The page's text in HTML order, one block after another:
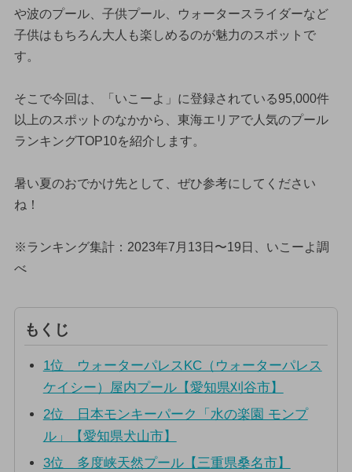
や波のプール、子供プール、ウォータースライダーなど
子供はもちろん大人も楽しめるのが魅力のスポットで
す。
そこで今回は、「いこーよ」に登録されている95,000件
以上のスポットのなかから、東海エリアで人気のプール
ランキングTOP10を紹介します。
暑い夏のおでかけ先として、ぜひ参考にしてください
ね！
※ランキング集計：2023年7月13日〜19日、いこーよ調
べ
もくじ
1位 ウォーターパレスKC（ウォーターパレス
ケイシー）屋内プール【愛知県刈谷市】
2位 日本モンキーパーク「水の楽園 モンプ
ル」【愛知県犬山市】
3位 多度峡天然プール【三重県桑名市】